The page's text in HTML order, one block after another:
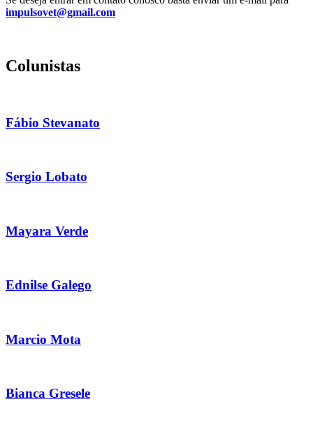
impulsovet@gmail.com
Colunistas
Fábio Stevanato
Sergio Lobato
Mayara Verde
Ednilse Galego
Marcio Mota
Bianca Gresele